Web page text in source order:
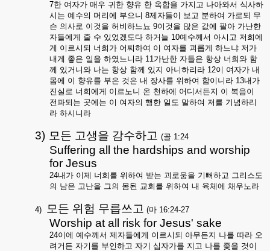
7한 여자가 매우 귀한 향유 한 옥합을 가지고 나아와서 식사하
시는 예수의 머리에 부으니 8제자들이 보고 분하여 가로되 무
슨 의사로 이것을 허비하느뇨 9이것을 많은 값에 팔아 가난한
자들에게 줄 수 있었겠도다 하거늘 10예수께서 아시고 저희에
게 이르시되 너희가 어찌하여 이 여자를 괴롭게 하느냐 저가
내게 좋은 일을 하였느니라 11가난한 자들은 항상 너희와 함
께 있거니와 나는 항상 함께 있지 아니하리라 12이 여자가 내
몸에 이 향유를 부은 것은 내 장사를 위하여 함이니라 13내가
진실로 너희에게 이르노니 온 천하에 어디서든지 이 복음이
전파되는 곳에는 이 여자의 행한 일도 말하여 저를 기념하리
라 하시니라
3) 모든 고생을 감수하고 (골 1:24
Suffering all the hardships and worship
for Jesus
24내가 이제 너희를 위하여 받는 괴로움을 기뻐하고 그리스도
의 남은 고난을 그의 몸된 교회를 위하여 내 육체에 채우노라
4) 모든 위험 무릅쓰고 (마 16:24-27
Worship at all risk for Jesus' sake
24이에 예수께서 제자들에게 이르시되 아무든지 나를 따라 오
려거든 자기를 부인하고 자기 십자가를 지고 나를 좇을 것이